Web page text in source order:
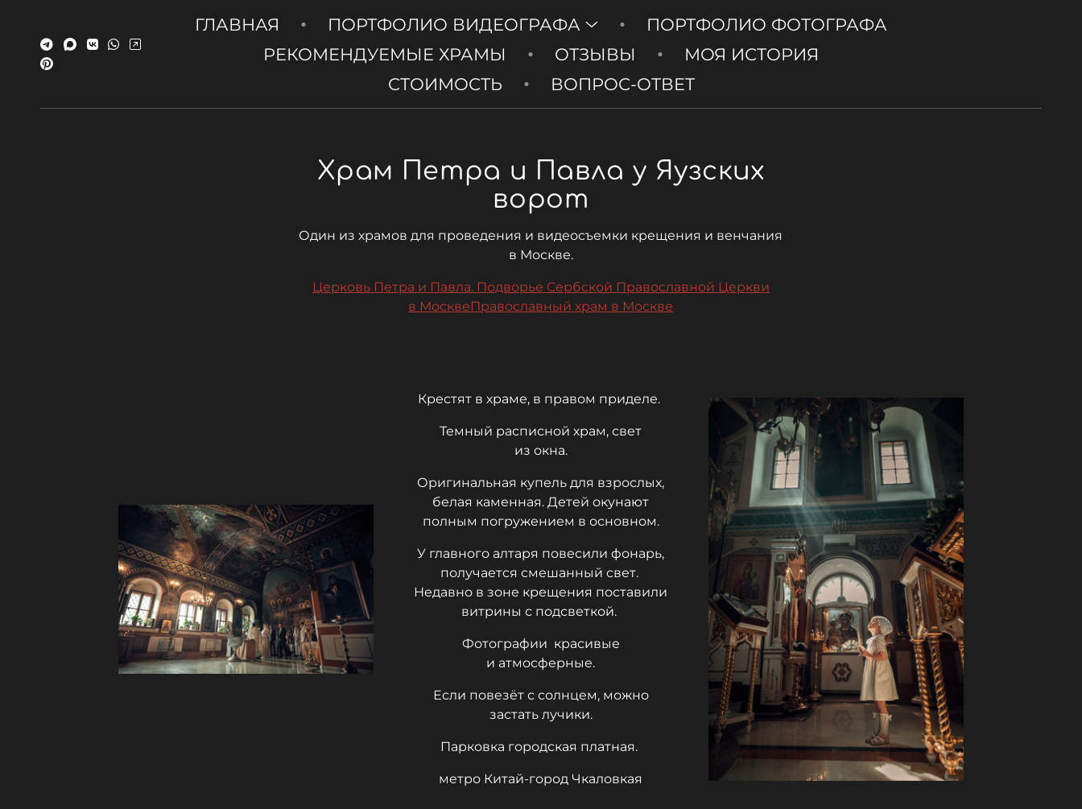
ГЛАВНАЯ ПОРТФОЛИО ВИДЕОГРАФА
ПОРТФОЛИО ФОТОГРАФА
РЕКОМЕНДУЕМЫЕ ХРАМЫ
ОТЗЫВЫ
МОЯ ИСТОРИЯ
СТОИМОСТЬ
ВОПРОС-ОТВЕТ
Храм Петра и Павла у Яузских
ворот
Один из храмов для проведения и видеосъемки крещения и венчания
в Москве.
Церковь Петра и Павла. Подворье Сербской Православной Церкви
в МосквеПравославный храм в Москве
Крестят в храме, в правом приделе.
Темный расписной храм, свет
из окна.
Оригинальная купель для взрослых,
белая каменная. Детей окунают
полным погружением в основном.
У главного алтаря повесили фонарь,
получается смешанный свет.
Недавно в зоне крещения поставили
витрины с подсветкой.
Фотографии красивые
и атмосферные.
Если повезёт с солнцем, можно
застать лучики.
Парковка городская платная.
метро Китай-город Чкаловкая